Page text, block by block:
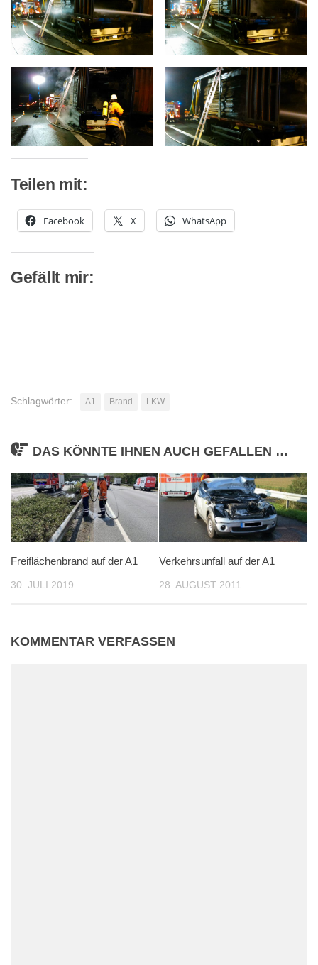
Teilen mit:
Facebook X WhatsApp
Gefällt mir:
Schlagwörter: A1 Brand LKW
DAS KÖNNTE IHNEN AUCH GEFALLEN …
Freiflächenbrand auf der A1
30. JULI 2019
Verkehrsunfall auf der A1
28. AUGUST 2011
KOMMENTAR VERFASSEN